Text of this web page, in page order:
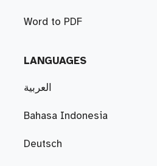
Word to PDF
LANGUAGES
العربية
Bahasa Indonesia
Deutsch